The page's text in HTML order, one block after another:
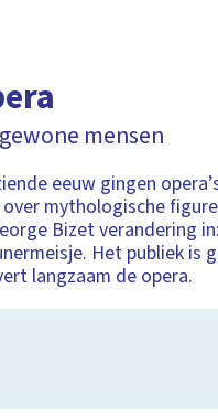
mensen
eeuw gingen
mythologische
Bizet verandering
Het publiek is
langzaam de opera.